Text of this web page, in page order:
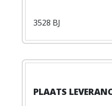
3528 BJ